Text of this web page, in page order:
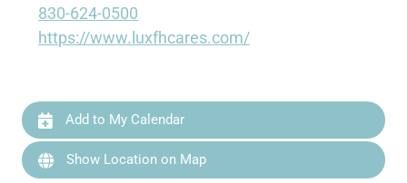
830-624-0500
https://www.luxfhcares.com/
Add to My Calendar
Show Location on Map